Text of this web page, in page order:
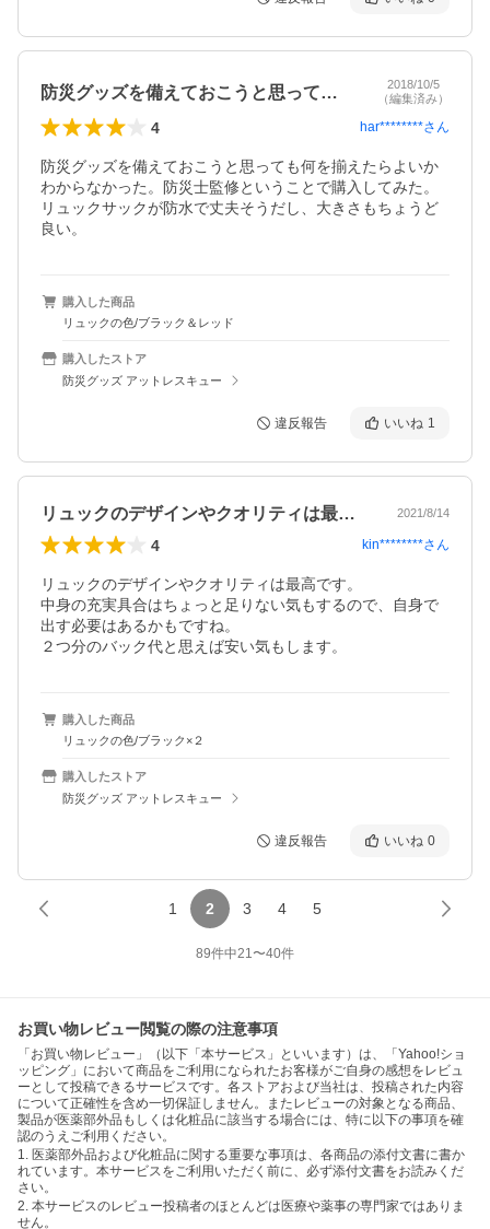
防災グッズを備えておこうと思っても何を…
2018/10/5
（編集済み）
4 har********さん
防災グッズを備えておこうと思っても何を揃えたらよいか
わからなかった。防災士監修ということで購入してみた。
リュックサックが防水で丈夫そうだし、大きさもちょうど
良い。
購入した商品
リュックの色/ブラック＆レッド
購入したストア
防災グッズ アットレスキュー
違反報告 いいね 1
リュックのデザインやクオリティは最高で… 2021/8/14
4 kin********さん
リュックのデザインやクオリティは最高です。
中身の充実具合はちょっと足りない気もするので、自身で
出す必要はあるかもですね。
２つ分のバック代と思えば安い気もします。
購入した商品
リュックの色/ブラック×２
購入したストア
防災グッズ アットレスキュー
違反報告 いいね 0
1 2 3 4 5
89件中21〜40件
お買い物レビュー閲覧の際の注意事項
「お買い物レビュー」（以下「本サービス」といいます）は、「Yahoo!ショ
ッピング」において商品をご利用になられたお客様がご自身の感想をレビュ
ーとして投稿できるサービスです。各ストアおよび当社は、投稿された内容
について正確性を含め一切保証しません。またレビューの対象となる商品、
製品が医薬部外品もしくは化粧品に該当する場合には、特に以下の事項を確
認のうえご利用ください。
1. 医薬部外品および化粧品に関する重要な事項は、各商品の添付文書に書か
れています。本サービスをご利用いただく前に、必ず添付文書をお読みくだ
さい。
2. 本サービスのレビュー投稿者のほとんどは医療や薬事の専門家ではありま
せん。